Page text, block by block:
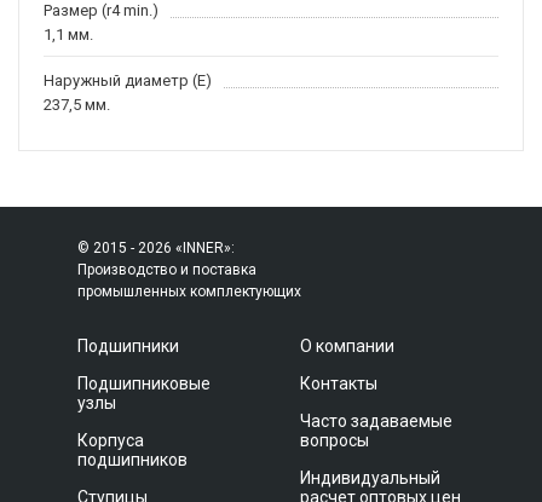
Размер (r4 min.)
1,1 мм.
Наружный диаметр (E)
237,5 мм.
© 2015 - 2026 «INNER»:
Производство и поставка
промышленных комплектующих
Подшипники
Подшипниковые
узлы
Корпуса
подшипников
Ступицы
О компании
Контакты
Часто задаваемые
вопросы
Индивидуальный
расчет оптовых цен